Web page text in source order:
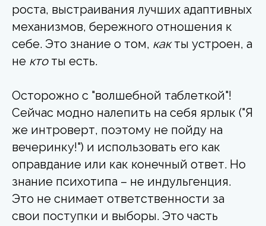
роста, выстраивания лучших адаптивных
механизмов, бережного отношения к
себе. Это знание о том, какты устроен, а
не кто ты есть.
Осторожно с "волшебной таблеткой"!
Сейчас модно налепить на себя ярлык ("Я
же интроверт, поэтому не пойду на
вечеринку!") и использовать его как
оправдание или как конечный ответ. Но
знание психотипа – не индульгенция.
Это не снимает ответственности за
свои поступки и выборы. Это часть